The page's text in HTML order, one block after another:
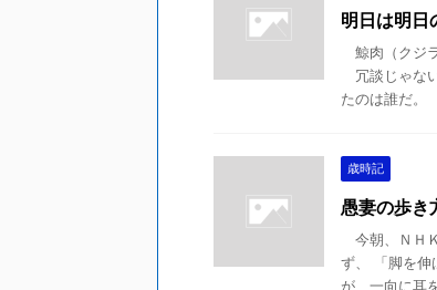
明日は明日
鯨肉（クジ
冗談じゃな
たのは誰だ
歳時記
愚妻の歩き
今朝、ＮＨ
ず、 「脚を
が、一向に